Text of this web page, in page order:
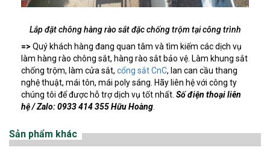
Lắp đặt chông hàng rào sắt đặc chống trộm tại công trình
=> Quý khách hàng đang quan tâm và tìm kiếm các dịch vụ
làm hàng rào chông sắt, hàng rào sắt bảo vệ. Làm khung sắt
chống trộm, làm cửa sắt, cổng sắt CnC, lan can cầu thang
nghệ thuật, mái tôn, mái poly sáng. Hãy liên hệ với công ty
chúng tôi để được hỗ trợ dịch vụ tốt nhất. Số điện thoại liên
hệ / Zalo: 0933 414 355 Hữu Hoàng
Sản phẩm khác